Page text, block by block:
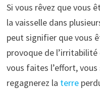
Si vous rêvez que vous
la vaisselle dans
peut signifier que vous
provoque de
vous faites l’effort,
regagnerez la terre